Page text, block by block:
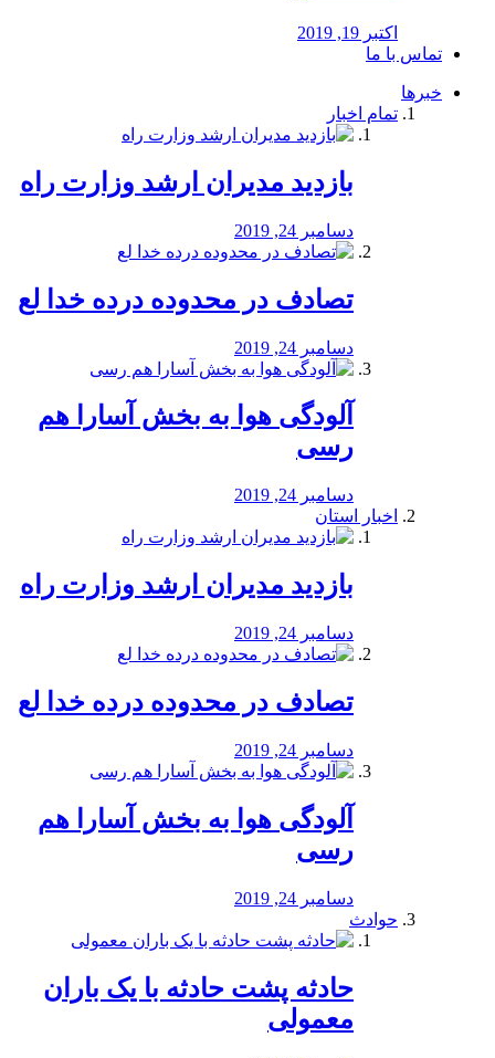
اکتبر 19, 2019
تماس با ما
خبرها
تمام اخبار
بازدید مدیران ارشد وزارت راه
دسامبر 24, 2019
تصادف در محدوده درده خدا لع
دسامبر 24, 2019
آلودگی هوا به بخش آسارا هم
رسی
دسامبر 24, 2019
اخبار استان
بازدید مدیران ارشد وزارت راه
دسامبر 24, 2019
تصادف در محدوده درده خدا لع
دسامبر 24, 2019
آلودگی هوا به بخش آسارا هم
رسی
دسامبر 24, 2019
حوادث
️حادثه پشت حادثه با یک باران
معمولی